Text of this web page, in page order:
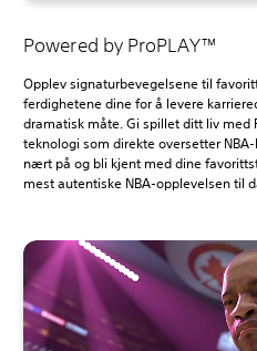
Powered by ProPLAY™
Opplev signaturbevegelsene til
ferdighetene dine for å levere
dramatisk måte. Gi spillet ditt liv med
teknologi som direkte oversetter
nært på og bli kjent med dine
mest autentiske NBA-opplevelsen til